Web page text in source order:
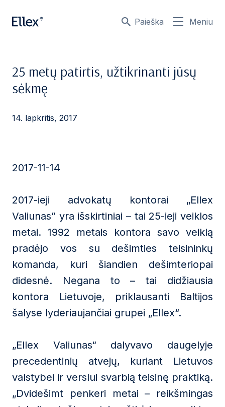
Paieška Meniu
25 metų patirtis, užtikrinanti jūsų
sėkmę
14. lapkritis, 2017
2017-11-14
2017-ieji advokatų kontorai „Ellex
Valiunas” yra išskirtiniai – tai 25-ieji veiklos
metai. 1992 metais kontora savo veiklą
pradėjo vos su dešimties teisininkų
komanda, kuri šiandien dešimteriopai
didesnė. Negana to – tai didžiausia
kontora Lietuvoje, priklausanti Baltijos
šalyse lyderiaujančiai grupei „Ellex“.
„Ellex Valiunas“ dalyvavo daugelyje
precedentinių atvejų, kuriant Lietuvos
valstybei ir verslui svarbią teisinę praktiką.
„Dvidešimt penkeri metai – reikšmingas